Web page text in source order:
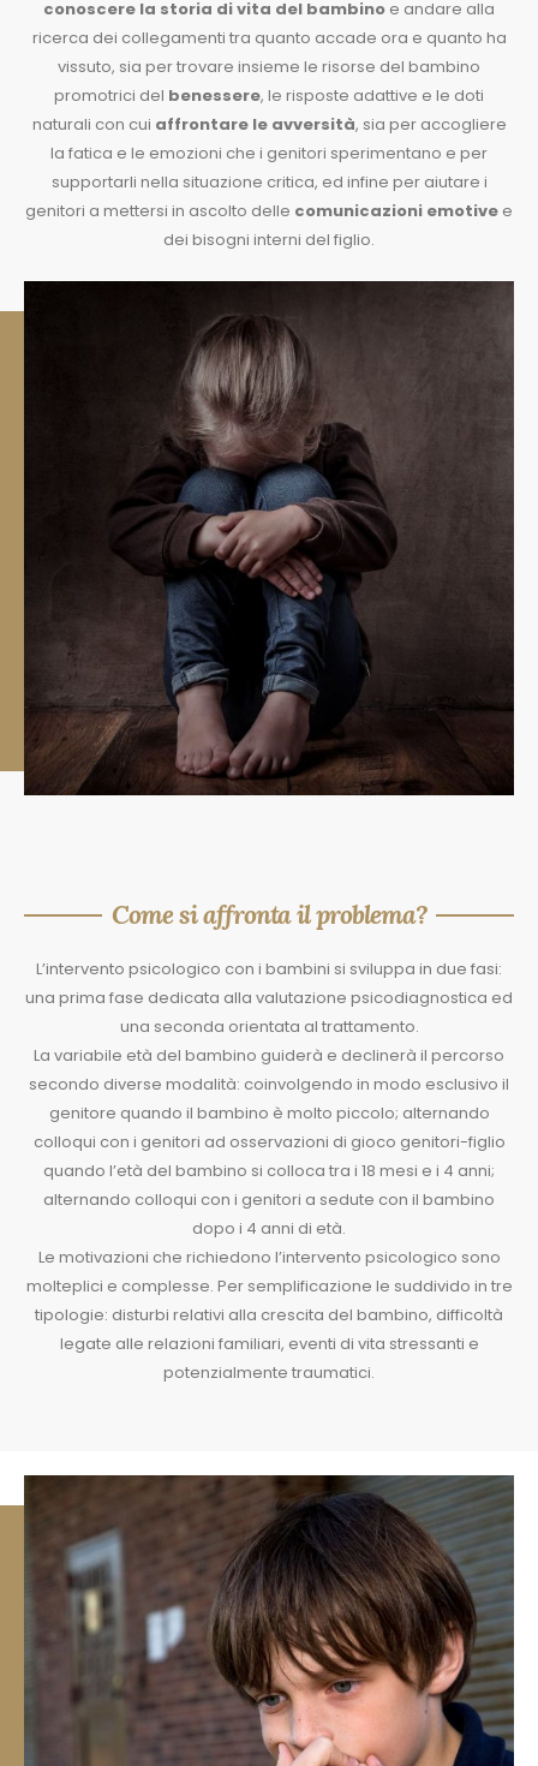
conoscere la storia di vita del bambino e andare alla
ricerca dei collegamenti tra quanto accade ora e quanto ha
vissuto, sia per trovare insieme le risorse del bambino
promotrici del benessere, le risposte adattive e le doti
naturali con cui affrontare le avversità, sia per accogliere
la fatica e le emozioni che i genitori sperimentano e per
supportarli nella situazione critica, ed infine per aiutare i
genitori a mettersi in ascolto delle comunicazioni emotive e
dei bisogni interni del figlio.
Come si affronta il problema?
L’intervento psicologico con i bambini si sviluppa in due fasi:
una prima fase dedicata alla valutazione psicodiagnostica ed
una seconda orientata al trattamento.
La variabile età del bambino guiderà e declinerà il percorso
secondo diverse modalità: coinvolgendo in modo esclusivo il
genitore quando il bambino è molto piccolo; alternando
colloqui con i genitori ad osservazioni di gioco genitori-figlio
quando l’età del bambino si colloca tra i 18 mesi e i 4 anni;
alternando colloqui con i genitori a sedute con il bambino
dopo i 4 anni di età.
Le motivazioni che richiedono l’intervento psicologico sono
molteplici e complesse. Per semplificazione le suddivido in tre
tipologie: disturbi relativi alla crescita del bambino, difficoltà
legate alle relazioni familiari, eventi di vita stressanti e
potenzialmente traumatici.